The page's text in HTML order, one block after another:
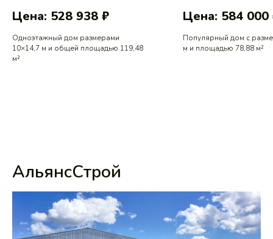
Цена: 528 938 ₽
Одноэтажный дом размерами
10×14,7 м и общей площадью 119,48
м²
Цена: 584 000
Популярный дом с
м и площадью 78,88 м²
АльянсСтрой